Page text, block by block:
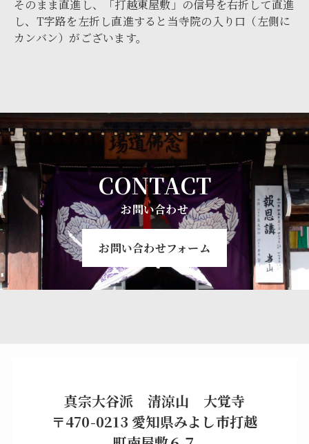
そのまま直進し、「打越東屋敷」の信号を右折して直進
し、T字路を左折し直進すると当寺院の入り口（左側に
カンバン）がございます。
CONTACT
お問い合わせ
お問い合わせフォーム
真宗大谷派 清涼山 大覚寺
〒470-0213 愛知県みよし市打越